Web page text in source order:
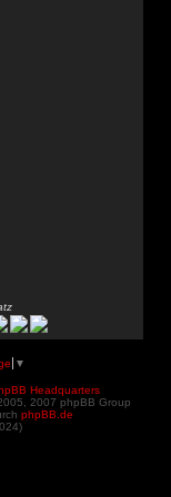
▼
Headquarters
2007 phpBB Group
phpBB.de